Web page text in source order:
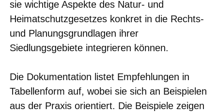
sie wichtige Aspekte des Natur- und
Heimatschutzgesetzes konkret in die Rechts-
und Planungsgrundlagen ihrer
Siedlungsgebiete integrieren können.
Die Dokumentation listet Empfehlungen in
Tabellenform auf, wobei sie sich an Beispielen
aus der Praxis orientiert. Die Beispiele zeigen